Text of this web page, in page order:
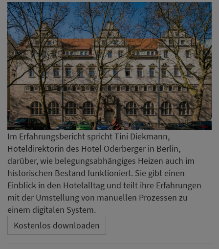
Im Erfahrungsbericht spricht Tini Diekmann,
Hoteldirektorin des Hotel Oderberger in Berlin,
darüber, wie belegungsabhängiges Heizen auch im
historischen Bestand funktioniert. Sie gibt einen
Einblick in den Hotelalltag und teilt ihre Erfahrungen
mit der Umstellung von manuellen Prozessen zu
einem digitalen System.
Kostenlos downloaden